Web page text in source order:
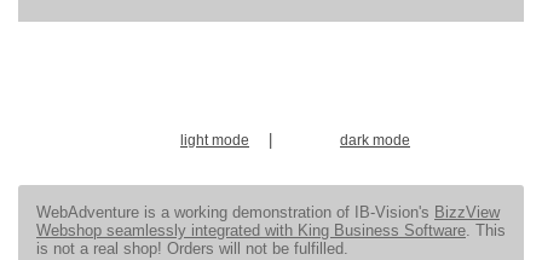
light mode dark mode
WebAdventure is a working demonstration of IB-Vision's BizzView
Webshop seamlessly integrated with King Business Software. This
is not a real shop! Orders will not be fulfilled.